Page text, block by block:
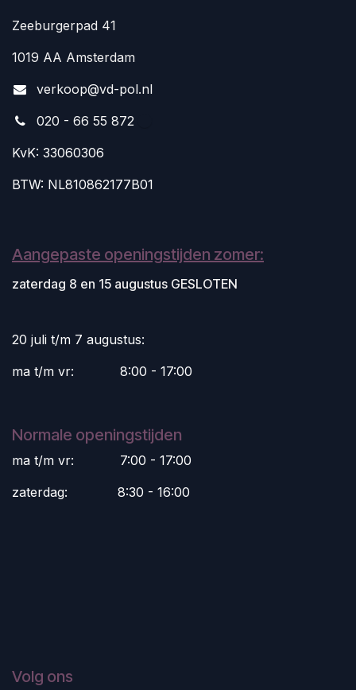
Zeeburgerpad 41
1019 AA Amsterdam
verkoop@vd-pol.nl
020 - 66 55 872
KvK: 33060306
BTW: NL810862177B01
Aangepaste openingstijden zomer:
zaterdag 8 en 15 augustus GESLOTEN
20 juli t/m 7 augustus:
ma t/m vr:
​8:00 - 17:00
Normale openingstijden
ma t/m vr:
​7:00 - 17:00
zaterdag:
​8:30 - 16:00
Volg ons